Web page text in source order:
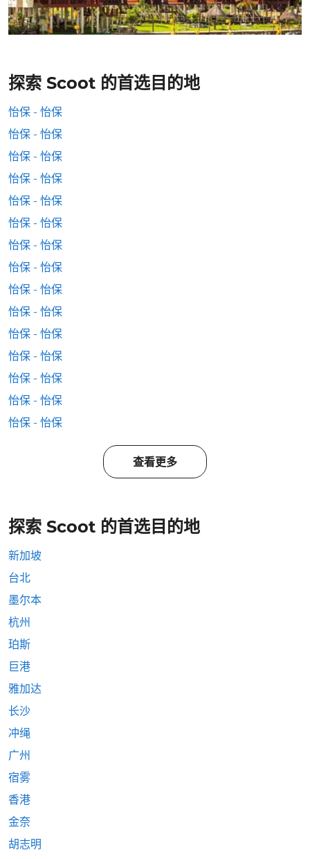
探索 Scoot 的首选目的地
怡保 - 怡保
怡保 - 怡保
怡保 - 怡保
怡保 - 怡保
怡保 - 怡保
怡保 - 怡保
怡保 - 怡保
怡保 - 怡保
怡保 - 怡保
怡保 - 怡保
怡保 - 怡保
怡保 - 怡保
怡保 - 怡保
怡保 - 怡保
怡保 - 怡保
查看更多
探索 Scoot 的首选目的地
新加坡
台北
墨尔本
杭州
珀斯
巨港
雅加达
长沙
冲绳
广州
宿雾
香港
金奈
胡志明